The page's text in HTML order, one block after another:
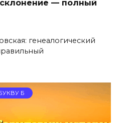
— полный
генеалогический
Б